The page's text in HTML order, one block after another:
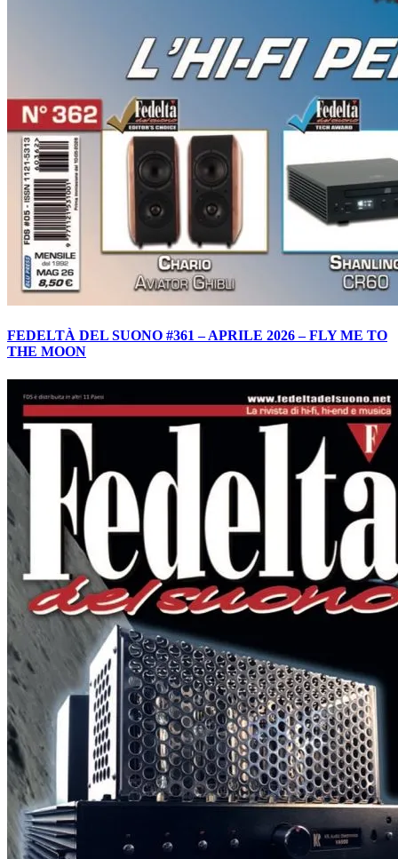
FEDELTÀ DEL SUONO #361 – APRILE 2026 – FLY ME TO
THE MOON